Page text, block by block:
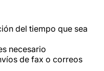
del tiempo que sea
necesario
de fax o correos